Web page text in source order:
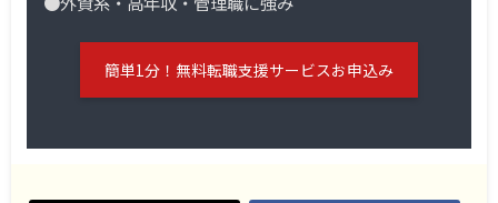
簡単1分！無料転職支援サービスお申込み